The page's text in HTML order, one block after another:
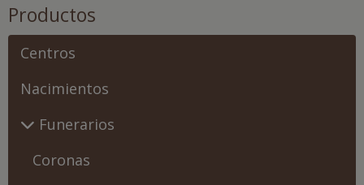
Productos
Centros
Nacimientos
Funerarios
Coronas